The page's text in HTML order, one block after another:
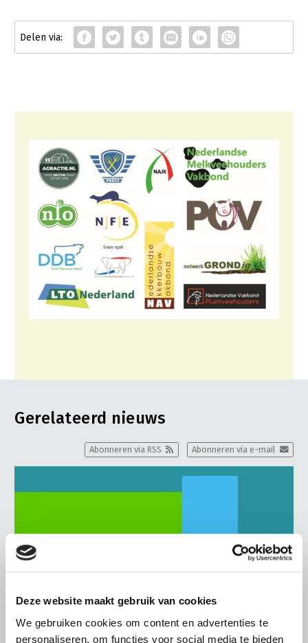
Deze website maakt gebruik van cookies
We gebruiken cookies om content en advertenties te
personaliseren, om functies voor social media te bieden
Gerelateerd nieuws
Abonneren via e-mail
Abonneren via RSS